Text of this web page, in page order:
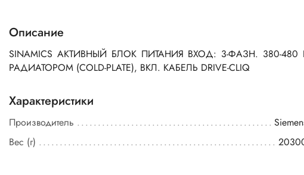
Описание
SINAMICS АКТИВНЫЙ БЛОК ПИТАНИЯ ВХОД: 3-ФАЗН. 380-
РАДИАТОРОМ (COLD-PLATE), ВКЛ. КАБЕЛЬ DRIVE-CLIQ
Характеристики
Производитель
Вес (г)